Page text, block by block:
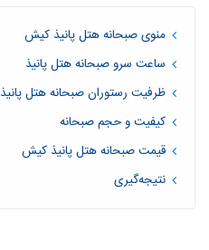
منوی صبحانه هتل پانیذ کیش
ساعت سرو صبحانه هتل پانیذ
ظرفیت رستوران صبحانه هتل پانیذ
کیفیت و حجم صبحانه
قیمت صبحانه هتل پانیذ کیش
نتیجه‌گیری